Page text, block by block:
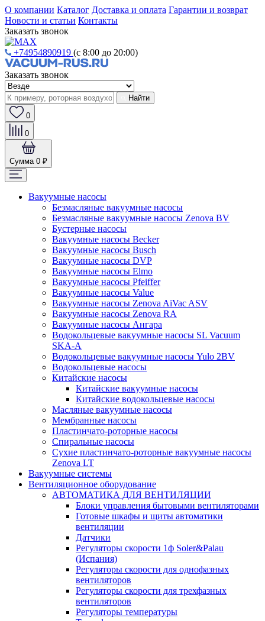
О компании Каталог Доставка и оплата Гарантии и возврат
Новости и статьи Контакты
Заказать звонок
+74954890919 (с 8:00 до 20:00)
Заказать звонок
Найти
0
0
Сумма 0 ₽
Вакуумные насосы
Безмасляные вакуумные насосы
Безмасляные вакуумные насосы Zenova BV
Бустерные насосы
Вакуумные насосы Becker
Вакуумные насосы Busch
Вакуумные насосы DVP
Вакуумные насосы Elmo
Вакуумные насосы Pfeiffer
Вакуумные насосы Value
Вакуумные насосы Zenova AiVac ASV
Вакуумные насосы Zenova RA
Вакуумные насосы Ангара
Водокольцевые вакуумные насосы SL Vacuum
SKA-A
Водокольцевые вакуумные насосы Yulo 2BV
Водокольцевые насосы
Китайские насосы
Китайские вакуумные насосы
Китайские водокольцевые насосы
Масляные вакуумные насосы
Мембранные насосы
Пластинчато-роторные насосы
Спиральные насосы
Сухие пластинчато-роторные вакуумные насосы
Zenova LT
Вакуумные системы
Вентиляционное оборудование
АВТОМАТИКА ДЛЯ ВЕНТИЛЯЦИИ
Блоки управления бытовыми вентиляторами
Готовые шкафы и щиты автоматики
вентиляции
Датчики
Регуляторы скорости 1ф Soler&Palau
(Испания)
Регуляторы скорости для однофазных
вентиляторов
Регуляторы скорости для трехфазных
вентиляторов
Регуляторы температуры